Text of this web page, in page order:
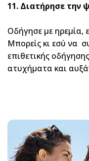
11. Διατήρησε την
Οδήγησε με ηρεμία,
Μπορείς κι εσύ να
επιθετικής
ατυχήματα και